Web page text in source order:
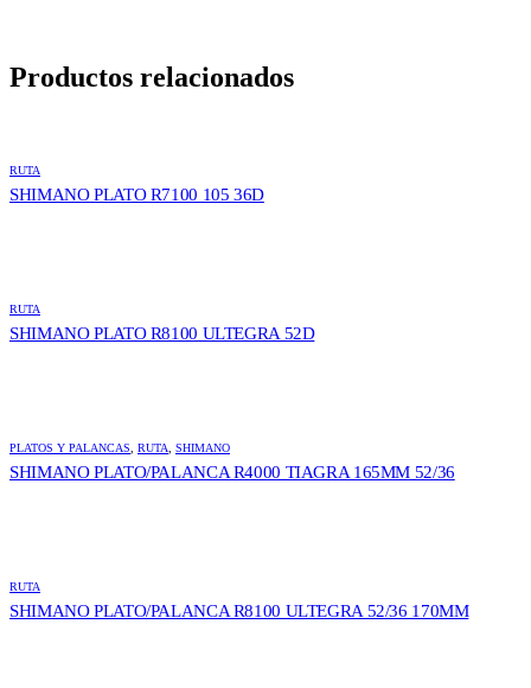
Productos relacionados
RUTA
SHIMANO PLATO R7100 105 36D
RUTA
SHIMANO PLATO R8100 ULTEGRA 52D
PLATOS Y PALANCAS RUTA SHIMANO
SHIMANO PLATO/PALANCA R4000 TIAGRA 165MM 52/36
RUTA
SHIMANO PLATO/PALANCA R8100 ULTEGRA 52/36 170MM